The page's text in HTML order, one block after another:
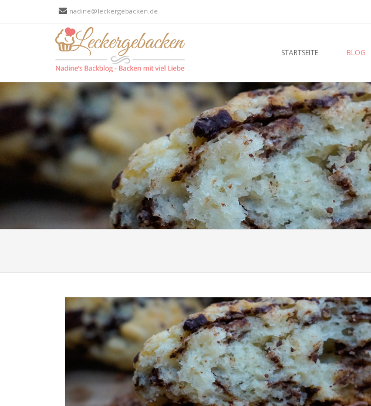
nadine@leckergebacken.de
SKIP TO CONTENTSTARTSEITE BLOG